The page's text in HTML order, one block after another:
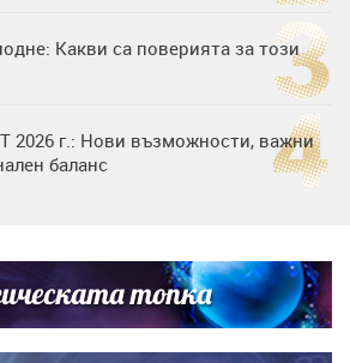
Какви са поверията за този
2026 г.: Нови възможности, важни
баланс
приказка
Майорка: Дженифър Анистън,
Къртис заедно на яхта
топка